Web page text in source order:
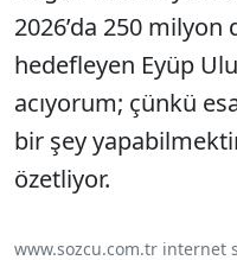
2026’da 250 milyon
hedefleyen Eyüp
acıyorum; çünkü
bir şey
özetliyor.
www.sozcu.com.tr internet